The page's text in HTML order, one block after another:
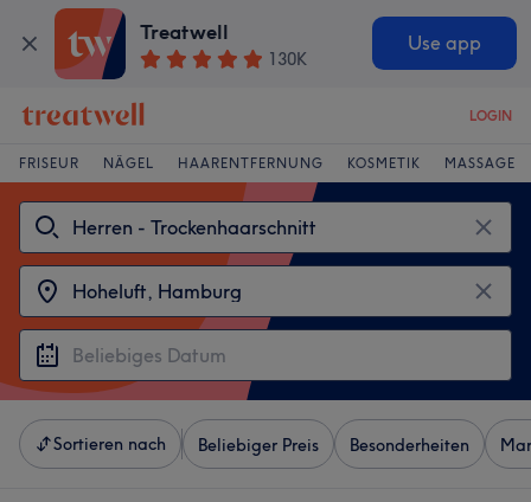
Treatwell
130K
Use app
LOGIN
FRISEUR NÄGEL HAARENTFERNUNG KOSMETIK MASSAGE
Sortieren nach Beliebiger Preis Besonderheiten